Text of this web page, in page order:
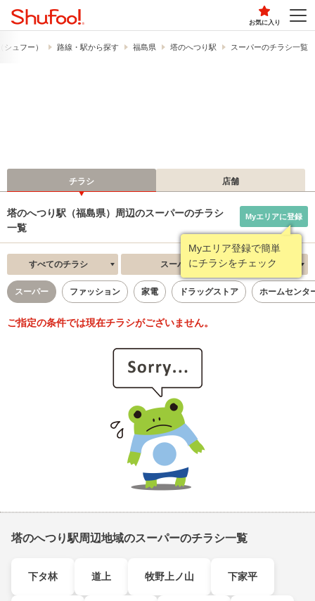
お気に入り
ュフー） 路線・駅から探す 福島県 塔のへつり駅 スーパーのチラシ一覧
チラシ 店舗
塔のへつり駅（福島県）周辺のスーパーのチラシ
一覧
Myエリア登録で簡単
にチラシをチェック
Myエリアに登録
すべてのチラシ スーパー 新着順
スーパー ファッション 家電 ドラッグストア ホームセンタ
ご指定の条件では現在チラシがございません。
塔のへつり駅周辺地域のスーパーのチラシ一覧
下タ林 道上 牧野上ノ山 下家平